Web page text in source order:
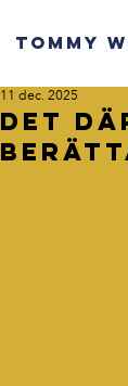
TOMMY
Det
11 dec. 2025